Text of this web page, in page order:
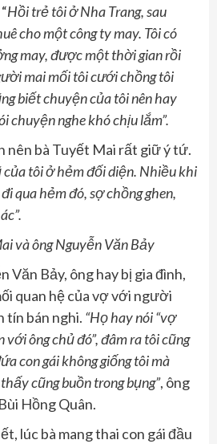
Hồitrẻ tôiở Nha Trang, sau
cho một công ty may. Tôi có
may, được một thời gianrồi
mai mốitôi cướichồngtôi
biết chuyện của tôi nên hay
chuyện nghe khó chịu lắm”.
nên bà Tuyết Mai rất giữ ý tứ.
của tôi ở hẻm đối diện. Nhiều khi
quahẻm đó, sợ chồng ghen,
.
và ông Nguyễn Văn Bảy
Văn Bảy, ông hay bị gia đình,
quan hệ của vợ với người
tín bán nghi. “Họ hay nói “vợ
với ông chủđó”, đâm ra tôi cũng
con gái không giống tôi mà
thấy cũng buồn trong bụng”, ông
Hồng Quân.
lúc bà mang thai con gái đầu